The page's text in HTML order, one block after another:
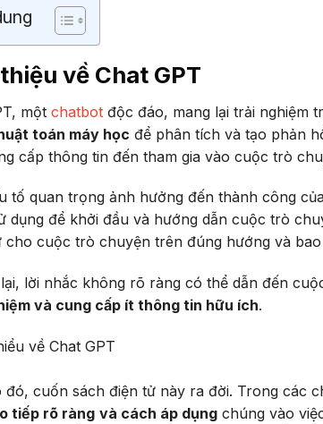
về Chat GPT
một chatbot độc đáo, mang lại trải nghiệm
toán máy học để phân tích và tạo phản
cấp thông tin đến tham gia vào cuộc trò
tố quan trọng ảnh hưởng đến thành công
dụng để khởi đầu và hướng dẫn cuộc trò
cho cuộc trò chuyện trên đúng hướng và
lời nhắc không rõ ràng có thể dẫn đến
và cung cấp ít thông tin hữu ích.
đó, cuốn sách điện tử này ra đời. Trong các
tiếp rõ ràng và cách áp dụng chúng vào